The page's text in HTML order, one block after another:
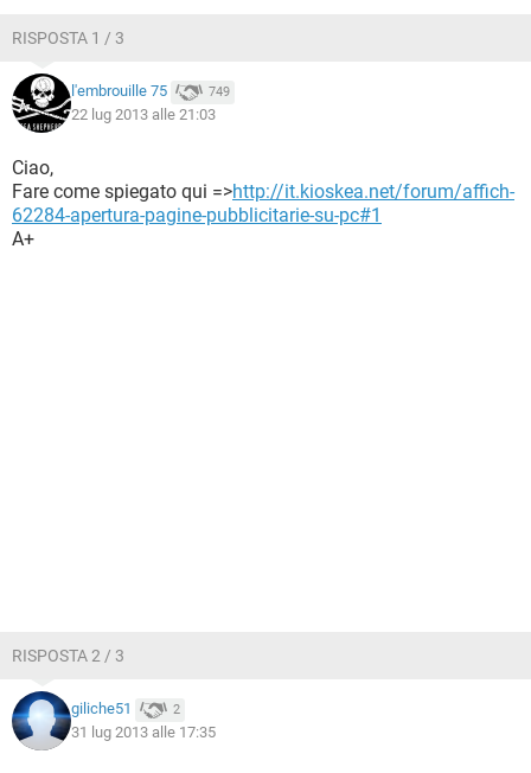
HARDWARE
RISPOSTA 1 / 3
l'embrouille 75 749
22 lug 2013 alle 21:03
Ciao,
Fare come spiegato qui =>http://it.kioskea.net/forum/affich-
62284-apertura-pagine-pubblicitarie-su-pc#1
A+
RISPOSTA 2 / 3
giliche51 2
31 lug 2013 alle 17:35